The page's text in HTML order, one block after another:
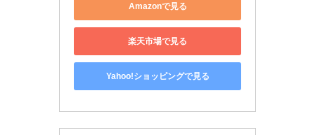
Amazonで見る
楽天市場で見る
Yahoo!ショッピングで見る